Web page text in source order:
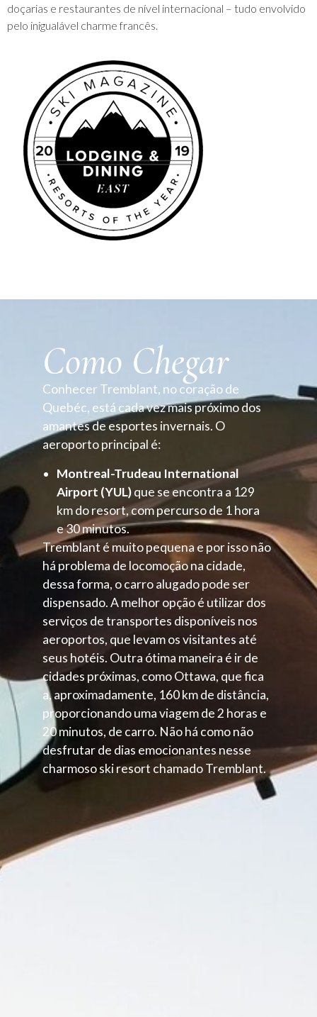
doçarias e restaurantes de nível internacional – tudo envolvido
pelo inigualável charme francês.
Como Chegar
Conhecer Tremblant, no coração de
Quebéc, está cada vez mais próximo dos
amantes de esportes invernais. O
aeroporto principal é:
Montreal-Trudeau International
Airport (YUL)que se encontra a 129
km do resort, com percurso de 1 hora
e 30 minutos.
Tremblant é muito pequena e por isso não
há problema de locomoção na cidade,
dessa forma, o carro alugado pode ser
dispensado. A melhor opção é utilizar dos
serviços de transportes disponíveis nos
aeroportos, que levam os visitantes até
seus hotéis. Outra ótima maneira é ir de
cidades próximas, como Ottawa, que fica
a, aproximadamente, 160 km de distância,
proporcionando uma viagem de 2 horas e
20 minutos, de carro. Não há como não
desfrutar de dias emocionantes nesse
charmoso ski resort chamado Tremblant.